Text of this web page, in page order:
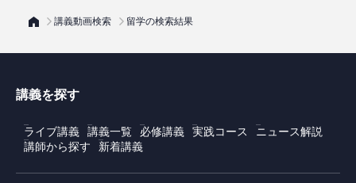
講義動画検索 留学の検索結果
講義を探す
ライブ講義 講義一覧 必修講義 実践コース
ニュース解説
講師から探す
新着講義